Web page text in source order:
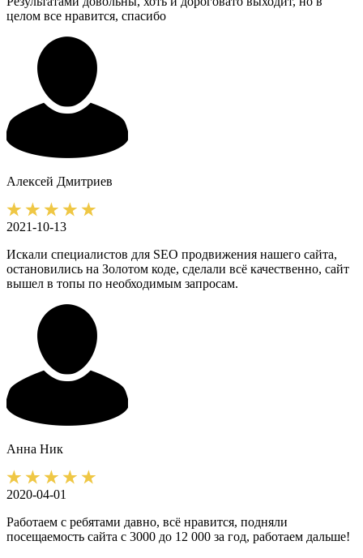
целом все нравится, спасибо
Алексей Дмитриев
2021-10-13
Искали специалистов для SEO продвижения нашего сайта,
остановились на Золотом коде, сделали всё качественно, сайт
вышел в топы по необходимым запросам.
Анна Ник
2020-04-01
Работаем с ребятами давно, всё нравится, подняли
посещаемость сайта с 3000 до 12 000 за год, работаем дальше!